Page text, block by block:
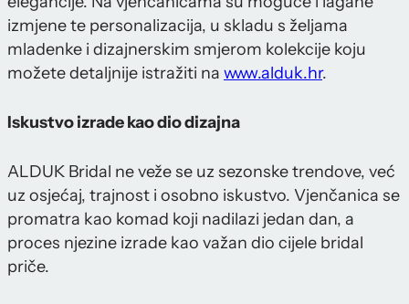
izmjene te personalizacija, u skladu s željama
mladenke i dizajnerskim smjerom kolekcije koju
možete detaljnije istražiti na www.alduk.hr.
Iskustvo izrade kao dio dizajna
ALDUK Bridal ne veže se uz sezonske trendove, već
uz osjećaj, trajnost i osobno iskustvo. Vjenčanica se
promatra kao komad koji nadilazi jedan dan, a
proces njezine izrade kao važan dio cijele bridal
priče.